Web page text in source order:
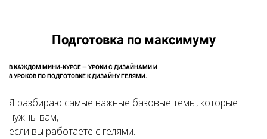
Подготовка по максимуму
В КАЖДОМ МИНИ-КУРСЕ— УРОКИ С ДИЗАЙНАМИ И
8 УРОКОВ ПО ПОДГОТОВКЕ К ДИЗАЙНУ ГЕЛЯМИ.
Я разбираю самые важные базовые темы, которые
нужны вам,
если вы работаете с гелями.